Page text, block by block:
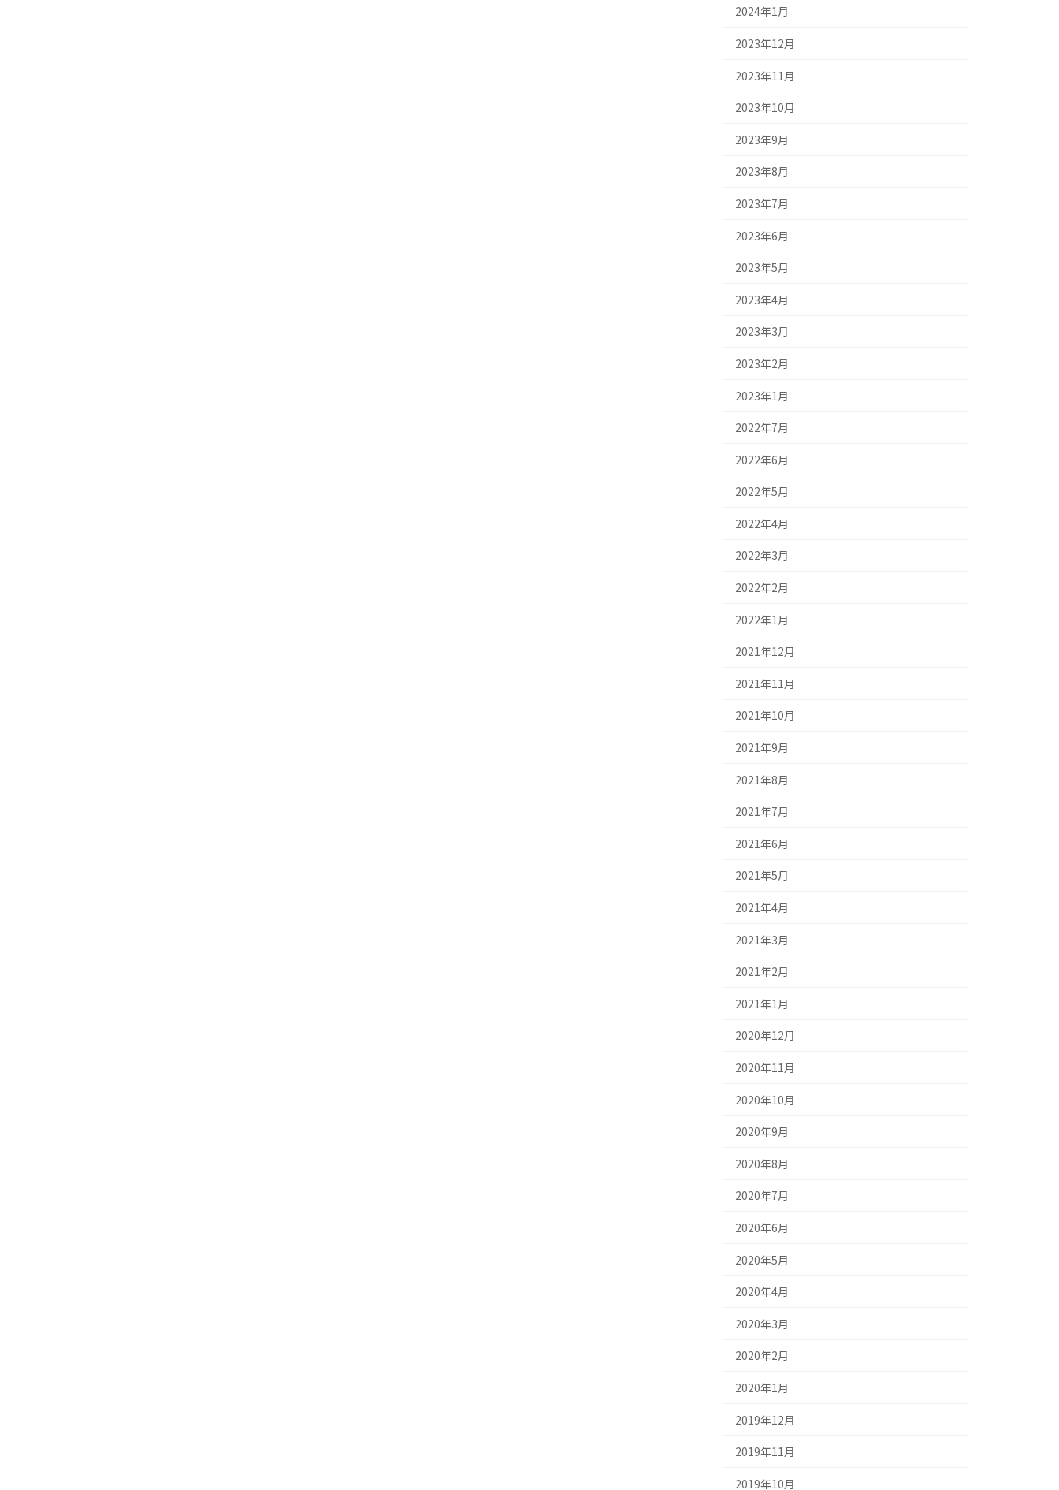
2024年1月
2023年12月
2023年11月
2023年10月
2023年9月
2023年8月
2023年7月
2023年6月
2023年5月
2023年4月
2023年3月
2023年2月
2023年1月
2022年7月
2022年6月
2022年5月
2022年4月
2022年3月
2022年2月
2022年1月
2021年12月
2021年11月
2021年10月
2021年9月
2021年8月
2021年7月
2021年6月
2021年5月
2021年4月
2021年3月
2021年2月
2021年1月
2020年12月
2020年11月
2020年10月
2020年9月
2020年8月
2020年7月
2020年6月
2020年5月
2020年4月
2020年3月
2020年2月
2020年1月
2019年12月
2019年11月
2019年10月